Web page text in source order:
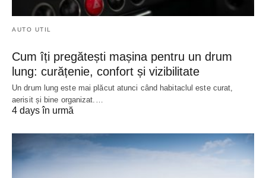
AUTO UTIL
Cum îți pregătești mașina pentru un drum
lung: curățenie, confort și vizibilitate
Un drum lung este mai plăcut atunci când habitaclul este curat,
aerisit și bine organizat.…
4 days în urmă